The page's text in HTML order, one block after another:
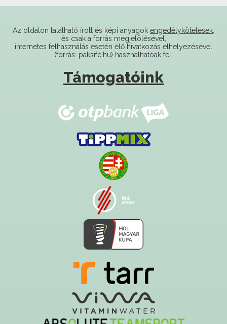
Az oldalon található írott és képi anyagok engedélykötelesek
és csak a forrás megjelölésével,
internetes felhasználás esetén élő hivatkozás elhelyezésével
(forrás: paksifc.hu) használhatóak fel.
Támogatóink